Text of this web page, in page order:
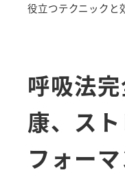
役立つテクニックと
呼吸法
康、ス
フォー